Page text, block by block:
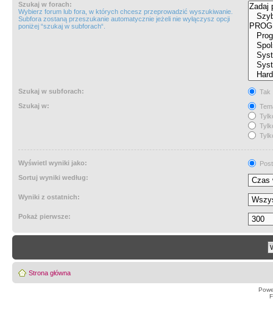
Szukaj w forach:
Wybierz forum lub fora, w których chcesz przeprowadzić wyszukiwanie.
Subfora zostaną przeszukanie automatycznie jeżeli nie wyłączysz opcji
poniżej “szukaj w subforach“.
Szukaj w subforach:
Tak
Szukaj w:
Wyświetl wyniki jako:
Sortuj wyniki według:
Wyniki z ostatnich:
Pokaż pierwsze:
Strona główna